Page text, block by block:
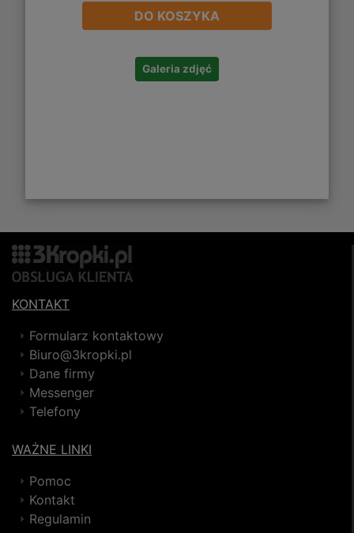
DO KOSZYKA
Galeria zdjęć
KONTAKT
Formularz kontaktowy
Biuro@3kropki.pl
Dane firmy
Messenger
Telefony
WAŻNE LINKI
Pomoc
Kontakt
Regulamin